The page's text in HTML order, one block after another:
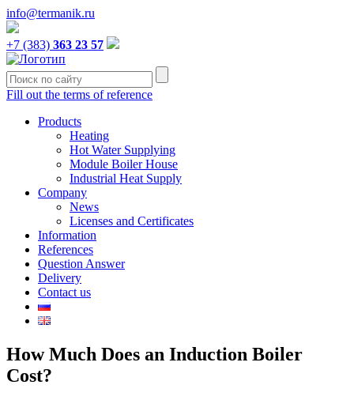
info@termanik.ru
+7 (383) 363 23 57
Fill out the terms of reference
Products
Heating
Hot Water Supplying
Module Boiler House
Industrial Heat Supply
Company
News
Licenses and Certificates
Information
References
Question Answer
Delivery
Contact us
How Much Does an Induction Boiler
Cost?